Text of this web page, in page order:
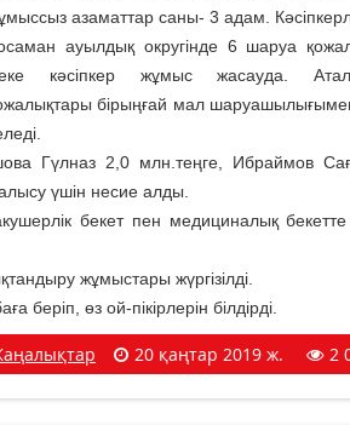
азаматтар саны- 3 адам.
ауылдық округінде 6 шаруа
кәсіпкер жұмыс жасауда.
бірыңғай мал
Гүлназ 2,0 млн.теңге, Ибраймов
үшін несие алды.
бекет пен медициналық
жұмыстары жүргізілді.
өз ой-пікірлерін білдірді.
20 қаңтар 2019 ж. 2